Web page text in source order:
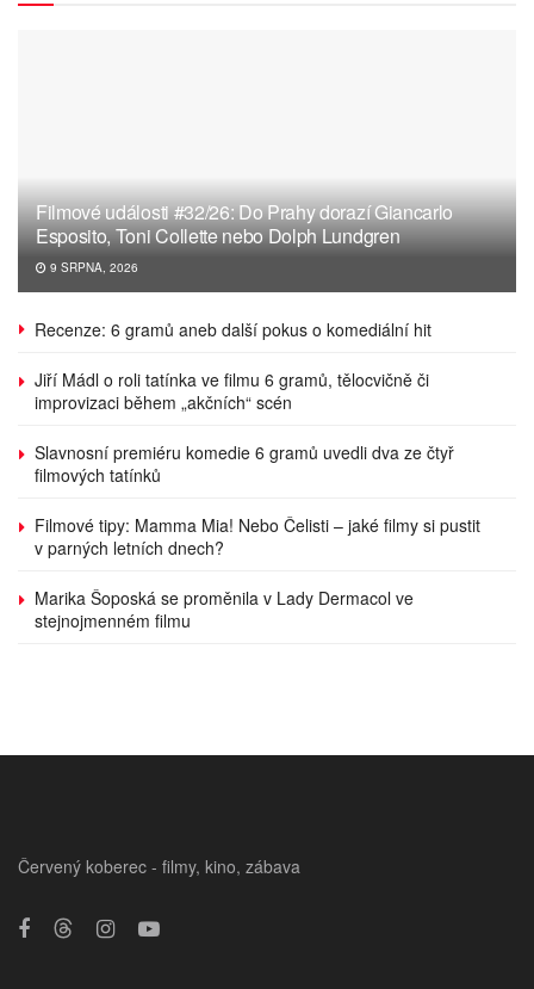
Filmové události #32/26: Do Prahy dorazí Giancarlo
Esposito, Toni Collette nebo Dolph Lundgren
9 SRPNA, 2026
Recenze: 6 gramů aneb další pokus o komediální hit
Jiří Mádl o roli tatínka ve filmu 6 gramů, tělocvičně či
improvizaci během „akčních“ scén
Slavnosní premiéru komedie 6 gramů uvedli dva ze čtyř
filmových tatínků
Filmové tipy: Mamma Mia! Nebo Čelisti – jaké filmy si pustit
v parných letních dnech?
Marika Šoposká se proměnila v Lady Dermacol ve
stejnojmenném filmu
Červený koberec - filmy, kino, zábava